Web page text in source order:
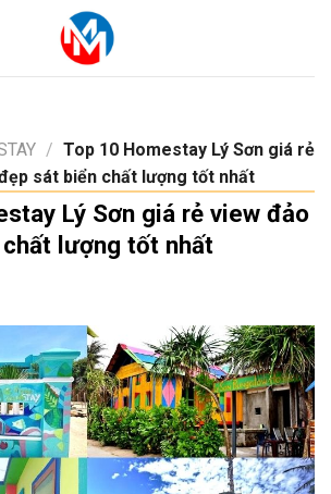
/ Top 10 Homestay Lý Sơn giá rẻ
sát biển chất lượng tốt nhất
Lý Sơn giá rẻ view đảo
lượng tốt nhất